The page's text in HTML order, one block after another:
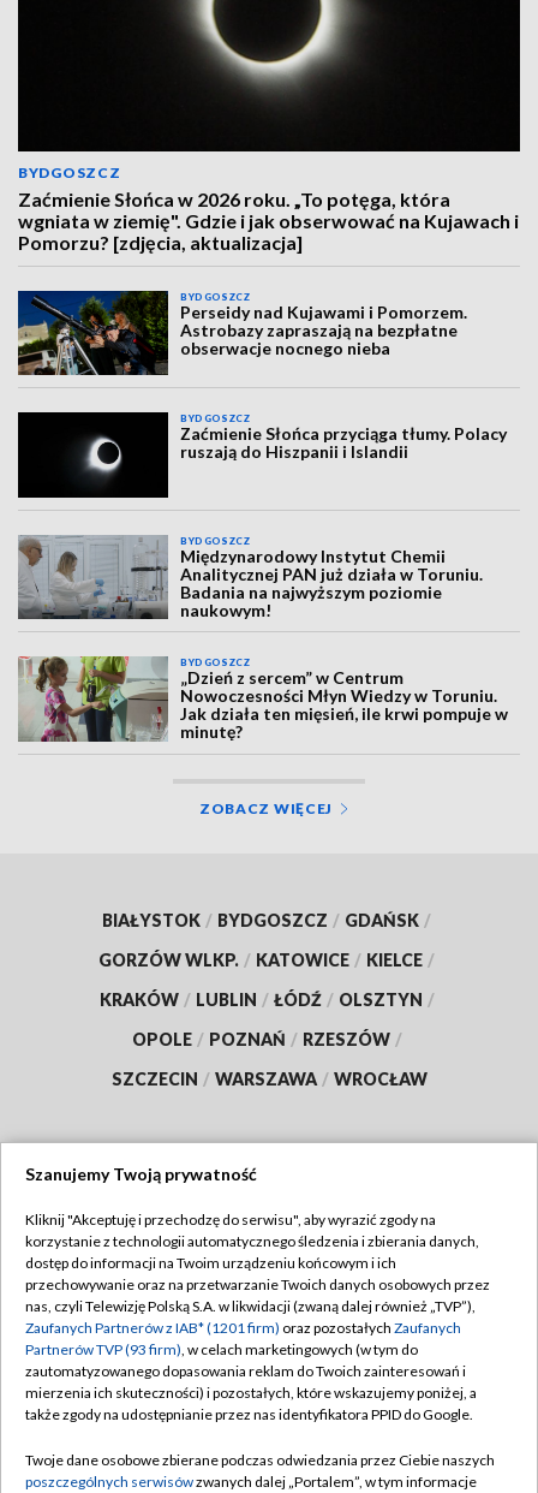
BYDGOSZCZ
Zaćmienie Słońca w 2026 roku. „To potęga, która
wgniata w ziemię". Gdzie i jak obserwować na Kujawach i
Pomorzu? [zdjęcia, aktualizacja]
BYDGOSZCZ
Perseidy nad Kujawami i Pomorzem.
Astrobazy zapraszają na bezpłatne
obserwacje nocnego nieba
BYDGOSZCZ
Zaćmienie Słońca przyciąga tłumy. Polacy
ruszają do Hiszpanii i Islandii
BYDGOSZCZ
Międzynarodowy Instytut Chemii
Analitycznej PAN już działa w Toruniu.
Badania na najwyższym poziomie
naukowym!
BYDGOSZCZ
„Dzień z sercem” w Centrum
Nowoczesności Młyn Wiedzy w Toruniu.
Jak działa ten mięsień, ile krwi pompuje w
minutę?
ZOBACZ WIĘCEJ
BIAŁYSTOK / BYDGOSZCZ / GDAŃSK /
GORZÓW WLKP. / KATOWICE / KIELCE /
KRAKÓW / LUBLIN / ŁÓDŹ / OLSZTYN /
OPOLE / POZNAŃ / RZESZÓW /
SZCZECIN / WARSZAWA / WROCŁAW
TVP
Abonament TVP
Emisja w TVP
Centrum informacji TVP
Naziemna Telewizja Cyfrowa
Rada Programowa
Regulamin TVP
Polityka prywatności
Moje zgody
Pomoc
Kontakt
Szanujemy Twoją prywatność
Kliknij "Akceptuję i przechodzę do serwisu", aby wyrazić zgody na
korzystanie z technologii automatycznego śledzenia i zbierania danych,
dostęp do informacji na Twoim urządzeniu końcowym i ich
przechowywanie oraz na przetwarzanie Twoich danych osobowych przez
nas, czyli Telewizję Polską S.A. w likwidacji (zwaną dalej również „TVP”),
Zaufanych Partnerów z IAB* (1201 firm) oraz pozostałych Zaufanych
Partnerów TVP (93 firm), w celach marketingowych (w tym do
zautomatyzowanego dopasowania reklam do Twoich zainteresowań i
mierzenia ich skuteczności) i pozostałych, które wskazujemy poniżej, a
także zgody na udostępnianie przez nas identyfikatora PPID do Google.
Twoje dane osobowe zbierane podczas odwiedzania przez Ciebie naszych
poszczególnych serwisówzwanych dalej „Portalem”, w tym informacje